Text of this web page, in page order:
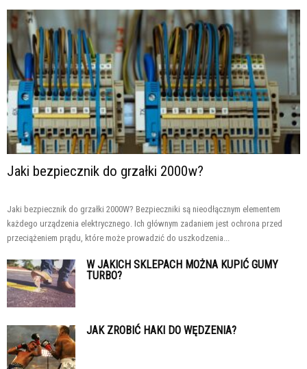
Jaki bezpiecznik do grzałki 2000w?
Jaki bezpiecznik do grzałki 2000W? Bezpieczniki są nieodłącznym elementem
każdego urządzenia elektrycznego. Ich głównym zadaniem jest ochrona przed
przeciążeniem prądu, które może prowadzić do uszkodzenia...
W JAKICH SKLEPACH MOŻNA KUPIĆ GUMY
TURBO?
JAK ZROBIĆ HAKI DO WĘDZENIA?